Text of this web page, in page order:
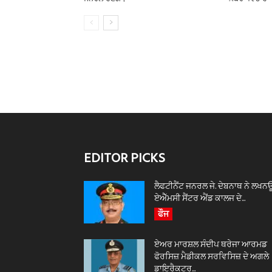
EDITOR PICKS
ਲੈਫਟੀਨੈਂਟ ਜਨਰਲ ਜੇ. ਦੇਬਨਾਥ ਨੇ
ਏਐੱਮਸੀ ਸੈਂਟਰ ਐਂਡ ਕਾਲਜ ਦੇ...
ਫੌਜ
ਏਅਰ ਮਾਰਸ਼ਲ ਸੰਦੀਪ ਥਰੇਜਾ ਆਰਮਡ
ਫੋਰਸਿਜ਼ ਮੈਡੀਕਲ ਸਰਵਿਸਿਜ਼ ਦੇ ਅਗਲੇ